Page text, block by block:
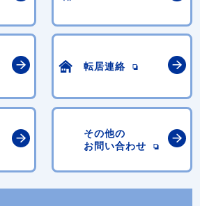
転居連絡
その他の
お問い合わせ